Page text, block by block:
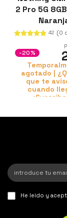
2 Pro 5G
42 (0
-20%
agotado |
que te
cuando
He leído y